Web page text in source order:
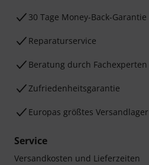
30 Tage Money-Back-Garantie
Reparaturservice
Beratung durch Fachexperten
Zufriedenheitsgarantie
Europas größtes Versandlager
Service
Versandkosten und Lieferzeiten